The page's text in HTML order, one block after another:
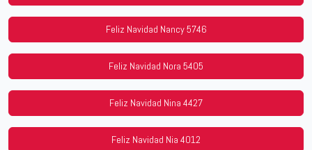
Feliz Navidad Nancy 5746
Feliz Navidad Nora 5405
Feliz Navidad Nina 4427
Feliz Navidad Nia 4012